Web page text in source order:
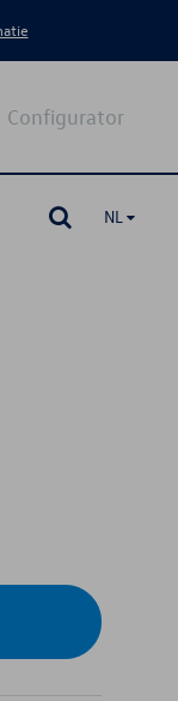
Configurator
NL